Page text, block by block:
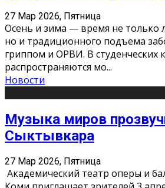
27 Мар 2026, Пятница
Осень и зима — время не только
но и традиционного подъема
гриппом и ОРВИ. В студенческих
распространяются мо...
Новости
Музыка миров
Сыктывкара
27 Мар 2026, Пятница
Академический театр оперы и